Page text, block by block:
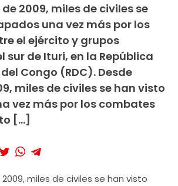
2009, miles de civiles se
una vez más por los
el ejército y grupos
sur de Ituri, en la República
Congo (RDC). Desde
miles de civiles se han visto
vez más por los combates
[…]
miles de civiles se han visto